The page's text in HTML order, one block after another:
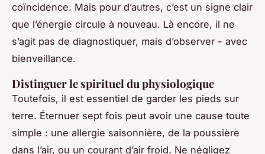
coïncidence. Mais pour d’autres, c’est un signe clair
que l’énergie circule à nouveau. Là encore, il ne
s’agit pas de diagnostiquer, mais d’observer - avec
bienveillance.
Distinguer le spirituel du physiologique
Toutefois, il est essentiel de garder les pieds sur
terre. Éternuer sept fois peut avoir une cause toute
simple : une allergie saisonnière, de la poussière
dans l’air, ou un courant d’air froid. Ne négligez